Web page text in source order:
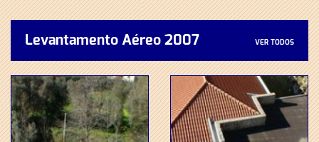
Levantamento Aéreo 2007 VER TODOS